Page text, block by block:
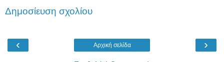
Δημοσίευση σχολίου
‹ ›
Αρχική σελίδα